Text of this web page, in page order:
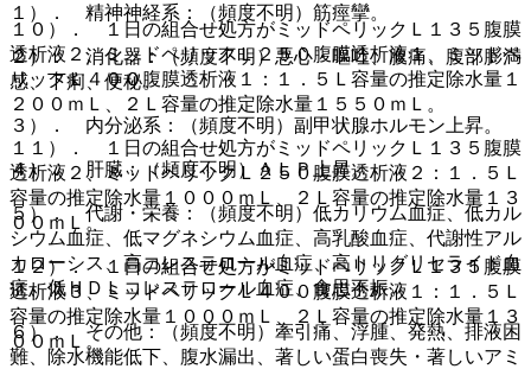
１）． 精神神経系：（頻度不明）筋痙攣。
２）． 消化器：（頻度不明）悪心・嘔吐、腹痛、腹部膨満
感、下痢、便秘。
３）． 内分泌系：（頻度不明）副甲状腺ホルモン上昇。
４）． 肝臓：（頻度不明）ＡＬＰ上昇。
５）． 代謝・栄養：（頻度不明）低カリウム血症、低カル
シウム血症、低マグネシウム血症、高乳酸血症、代謝性アル
カローシス、高コレステロール血症、高トリグリセライド血
症、低ＨＤＬコレステロール血症、食思不振。
６）． その他：（頻度不明）牽引痛、浮腫、発熱、排液困
難、除水機能低下、腹水漏出、著しい蛋白喪失・著しいアミ
１０）． １日の組合せ処方がミッドペリックＬ１３５腹膜
透析液２、ミッドペリックＬ２５０腹膜透析液１、ミッドペ
リックＬ４００腹膜透析液１：１．５Ｌ容量の推定除水量１
２００ｍＬ、２Ｌ容量の推定除水量１５５０ｍＬ。
１１）． １日の組合せ処方がミッドペリックＬ１３５腹膜
透析液２、ミッドペリックＬ２５０腹膜透析液２：１．５Ｌ
容量の推定除水量１０００ｍＬ、２Ｌ容量の推定除水量１３
００ｍＬ。
１２）． １日の組合せ処方がミッドペリックＬ１３５腹膜
透析液３、ミッドペリックＬ４００腹膜透析液１：１．５Ｌ
容量の推定除水量１０００ｍＬ、２Ｌ容量の推定除水量１３
００ｍＬ。